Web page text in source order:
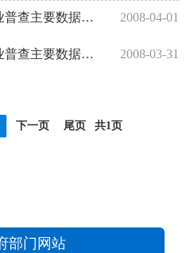
辽宁省第二次全国农业普查主要数据公报（第二号） 2008-04-01
辽宁省第二次全国农业普查主要数据公报（第一号） 2008-03-31
下一页 尾页 共1页
部门网站